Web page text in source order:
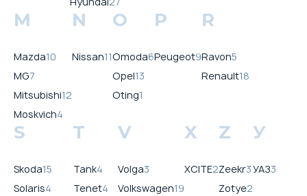
M
Mazda10
MG7
Mitsubishi12
Moskvich4
N
Nissan11
O
Omoda6
Opel13
Oting1
P
Peugeot9
R
Ravon5
Renault18
S
Skoda15
Solaris4
T
Tank4
Tenet4
V
Volga3
Volkswagen19
X
XCITE2
Z
Zeekr3
Zotye2
У
УАЗ3